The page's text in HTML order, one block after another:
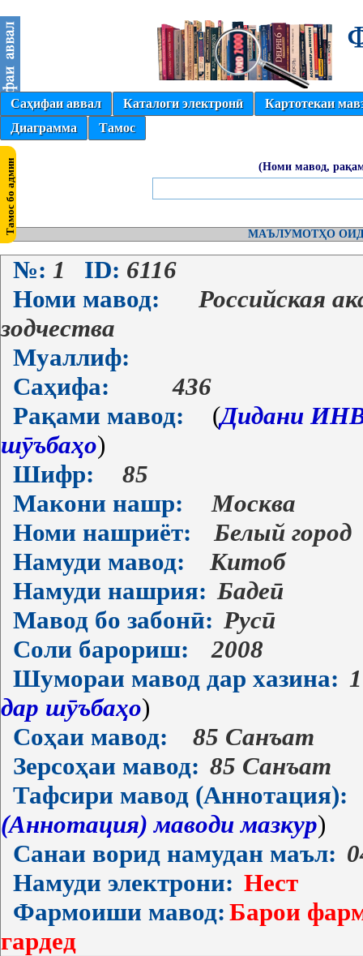
Саҳифаи аввал Каталоги электронӣ
Картотекаи
Диаграмма
Тамос
(Номи мавод,
МАЪЛУМОТҲО
№: 1 ID: 6116
Номи мавод:
Российская
зодчества
Муаллиф:
Саҳифа:
436
Рақами мавод:
(Дидани
шӯъбаҳо)
Шифр:
85
Макони нашр:
Москва
Номи нашриёт:
Белый город
Намуди мавод:
Китоб
Намуди нашрия: Бадеӣ
Мавод бо забонӣ: Русӣ
Соли барориш:
2008
Шумораи мавод дар хазина: 1
дар шӯъбаҳо)
Соҳаи мавод:
85 Санъат
Зерсоҳаи мавод: 85 Санъат
Тафсири мавод (Аннотация):
(Аннотация) маводи мазкур)
Санаи ворид намудан маъл:
Намуди электрони: Нест
Фармоиши мавод: Барои
гардед